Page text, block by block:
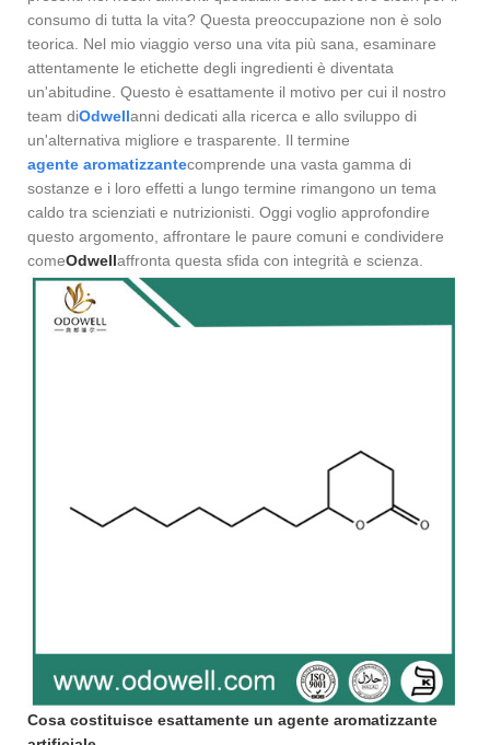
consumo di tutta la vita? Questa preoccupazione non è solo
teorica. Nel mio viaggio verso una vita più sana, esaminare
attentamente le etichette degli ingredienti è diventata
un'abitudine. Questo è esattamente il motivo per cui il nostro
team diOdwellanni dedicati alla ricerca e allo sviluppo di
un'alternativa migliore e trasparente. Il termine
agente aromatizzantecomprende una vasta gamma di
sostanze e i loro effetti a lungo termine rimangono un tema
caldo tra scienziati e nutrizionisti. Oggi voglio approfondire
questo argomento, affrontare le paure comuni e condividere
comeOdwellaffronta questa sfida con integrità e scienza.
Cosa costituisce esattamente un agente aromatizzante